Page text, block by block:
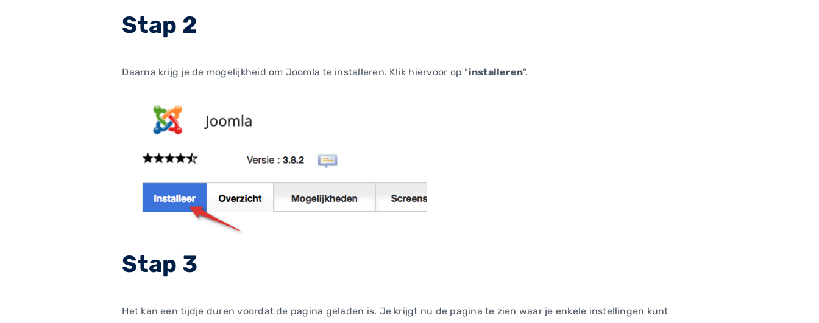
Stap 2
Daarna krijg je de mogelijkheid om Joomla te installeren. Klik hiervoor op "installeren".
Stap 3
Het kan een tijdje duren voordat de pagina geladen is. Je krijgt nu de pagina te zien waar je enkele instellingen kunt